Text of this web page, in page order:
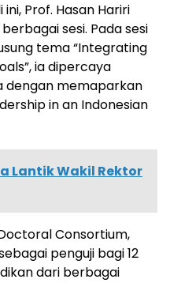
Prof. Hasan Hariri
sesi. Pada sesi
tema “Integrating
ia dipercaya
dengan memaparkan
in an Indonesian
Lantik Wakil Rektor
Consortium,
penguji bagi 12
dari berbagai